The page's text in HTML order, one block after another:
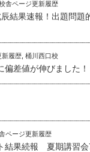
舎ページ更新履歴
結果速報！出題問題
新履歴 桶川西口校
差値が伸びました！
ページ更新履歴
結果続報 夏期講習